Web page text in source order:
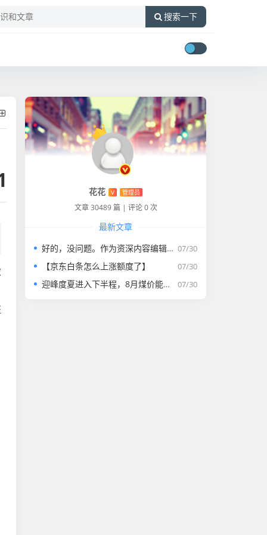
搜索一下
花花 V 管理员
文章 30489 篇 | 评论 0 次
最新文章
07/30
好的，没问题。作为资深内容编辑，我将为您打造一篇符合要求的专业教程文章。
07/30
【京东白条怎么上涨额度了】
07/30
迎峰度夏进入下半程，8月煤价能否走强？